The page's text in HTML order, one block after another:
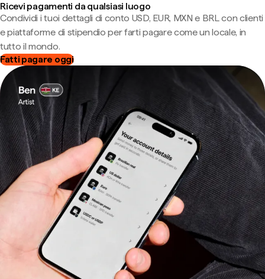
Ricevi pagamenti da qualsiasi luogo
Condividi i tuoi dettagli di conto USD, EUR, MXN e BRL con clienti
e piattaforme di stipendio per farti pagare come un locale, in
tutto il mondo.
Fatti pagare oggi